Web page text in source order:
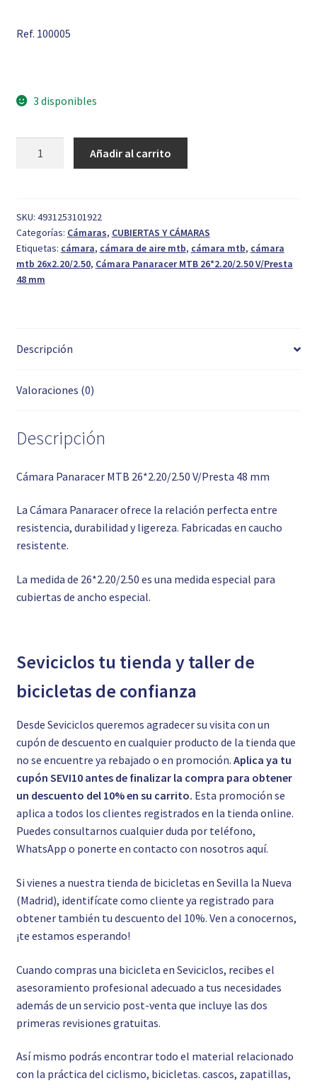
original
Ref. 100005
3 disponibles
V/Presta
48
mm
cantidad
Añadir al carrito
SKU: 4931253101922
Categorías: Cámaras, CUBIERTAS Y CÁMARAS
Etiquetas: cámara, cámara de aire mtb, cámara mtb, cámara
mtb 26x2.20/2.50, Cámara Panaracer MTB 26*2.20/2.50 V/Presta
48 mm
Descripción
Valoraciones (0)
Descripción
Cámara Panaracer MTB 26*2.20/2.50 V/Presta 48 mm
La Cámara Panaracer ofrece la relación perfecta entre
resistencia, durabilidad y ligereza. Fabricadas en caucho
resistente.
La medida de 26*2.20/2.50 es una medida especial para
cubiertas de ancho especial.
Seviciclos tu tienda y taller de
bicicletas de confianza
Desde Seviciclos queremos agradecer su visita con un
cupón de descuento en cualquier producto de la tienda que
no se encuentre ya rebajado o en promoción. Aplica ya tu
cupón SEVI10 antes de finalizar la compra para obtener
un descuento del 10% en su carrito. Esta promoción se
aplica a todos los clientes registrados en la tienda online.
Puedes consultarnos cualquier duda por teléfono,
WhatsApp o ponerte en contacto con nosotros aquí.
Si vienes a nuestra tienda de bicicletas en Sevilla la Nueva
(Madrid), identifícate como cliente ya registrado para
obtener también tu descuento del 10%. Ven a conocernos,
¡te estamos esperando!
Cuando compras una bicicleta en Seviciclos, recibes el
asesoramiento profesional adecuado a tus necesidades
además de un servicio post-venta que incluye las dos
primeras revisiones gratuitas.
Así mismo podrás encontrar todo el material relacionado
con la práctica del ciclismo, bicicletas. cascos, zapatillas,